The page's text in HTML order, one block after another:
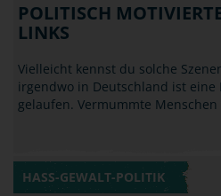
POLITISCH
LINKS
Vielleicht kennst du solche
irgendwo in Deutschland ist eine
gelaufen. Vermummte
HASS-GEWALT-POLITIK